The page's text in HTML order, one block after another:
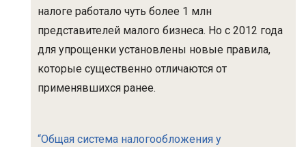
налоге работало чуть более 1 млн
представителей малого бизнеса. Но с 2012 года
для упрощенки установлены новые правила,
которые существенно отличаются от
применявшихся ранее.
“Общая система налогообложения у